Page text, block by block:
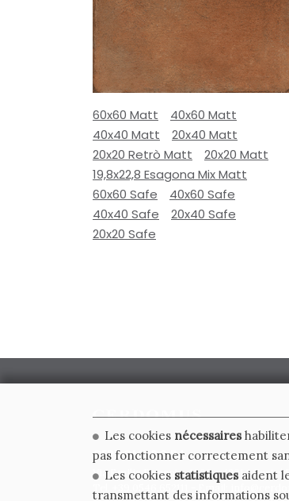
60x60 Matt
40x60 Matt
40x40 Matt
20x40 Matt
20x20 Retrò Matt
20x20 Matt
19,8x22,8 Esagona Mix Matt
60x60 Safe
40x60 Safe
40x40 Safe
20x40 Safe
20x20 Safe
CERDOMUS S.R.L.
Via Emilia Ponente, 1000 - 48014 Castel
Tel. +39.0546.652111 - Email:
Les cookies nécessaires
pas fonctionner correctement
Les cookies statistiquesaident
transmettant des informations